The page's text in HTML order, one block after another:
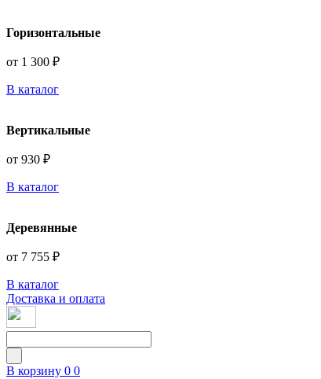
Горизонтальные
от 1 300 ₽
В каталог
Вертикальные
от 930 ₽
В каталог
Деревянные
от 7 755 ₽
В каталог
Доставка и оплата
В корзину 0 0